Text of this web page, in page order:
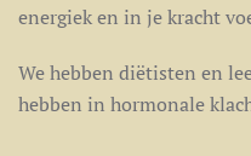
energiek en in je kracht
We hebben diëtisten en
hebben in hormonale